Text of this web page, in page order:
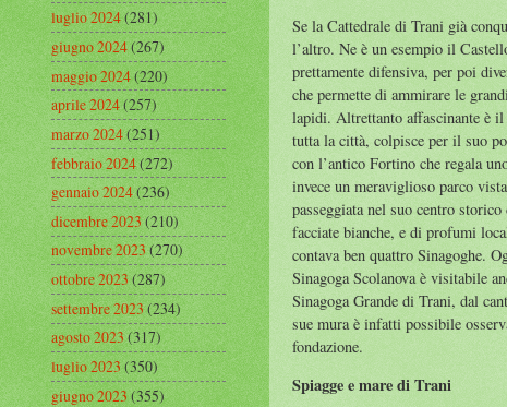
Se la Cattedrale di Trani già
l’altro. Ne è un esempio il
prettamente difensiva, per poi
che permette di ammirare le
lapidi. Altrettanto affascinante è il
tutta la città, colpisce per il suo
con l’antico Fortino che regala
invece un meraviglioso parco
passeggiata nel suo centro
facciate bianche, e di profumi
contava ben quattro Sinagoghe.
Sinagoga Scolanova è visitabile
Sinagoga Grande di Trani, dal
sue mura è infatti possibile
fondazione.
Spiagge e mare di Trani
luglio 2024(281)
giugno 2024(267)
maggio 2024(220)
aprile 2024(257)
marzo 2024(251)
febbraio 2024(272)
gennaio 2024(236)
dicembre 2023(210)
novembre 2023(270)
ottobre 2023(287)
settembre 2023(234)
agosto 2023(317)
luglio 2023(350)
giugno 2023(355)